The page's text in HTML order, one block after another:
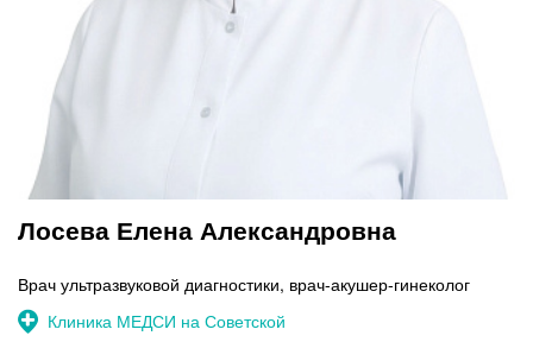
Лосева Елена Александровна
Врач ультразвуковой диагностики, врач-акушер-гинеколог
Клиника МЕДСИ на Советской